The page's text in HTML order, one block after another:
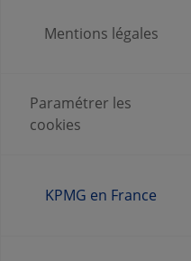
Mentions légales
Paramétrer les
cookies
KPMG en France